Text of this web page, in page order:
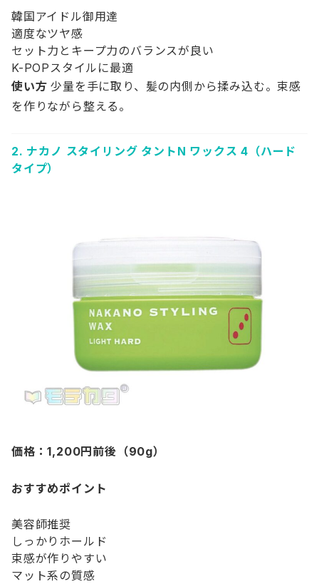
韓国アイドル御用達
適度なツヤ感
セット力とキープ力のバランスが良い
K-POPスタイルに最適
使い方 少量を手に取り、髪の内側から揉み込む。束感
を作りながら整える。
2. ナカノ スタイリング タントN ワックス 4（ハード
タイプ）
価格：1,200円前後（90g）
おすすめポイント
美容師推奨
しっかりホールド
束感が作りやすい
マット系の質感